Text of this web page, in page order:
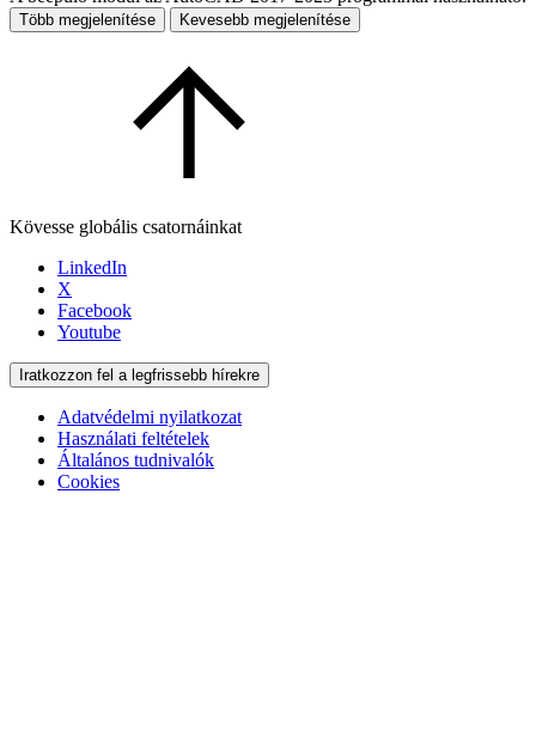
Több megjelenítése Kevesebb megjelenítése
Kövesse globális csatornáinkat
LinkedIn
X
Facebook
Youtube
Iratkozzon fel a legfrissebb hírekre
Adatvédelmi nyilatkozat
Használati feltételek
Általános tudnivalók
Cookies